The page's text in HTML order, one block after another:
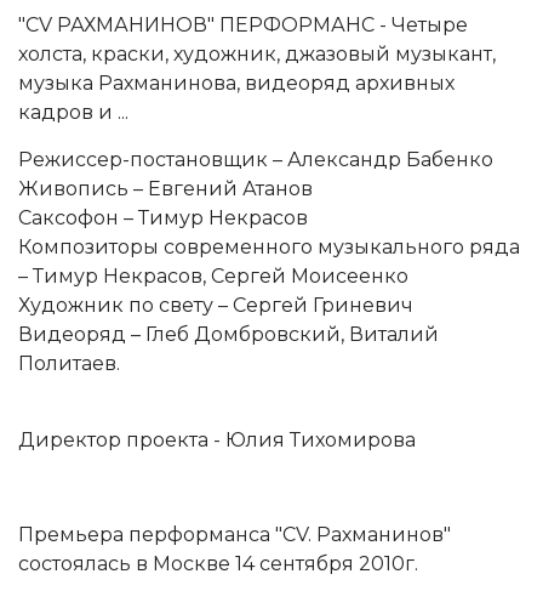
"CV РАХМАНИНОВ" ПЕРФОРМАНС - Четыре
холста, краски, художник, джазовый музыкант,
музыка Рахманинова, видеоряд архивных
кадров и ...
Режиссер-постановщик – Александр Бабенко
Живопись – Евгений Атанов
Саксофон – Тимур Некрасов
Композиторы современного музыкального ряда
– Тимур Некрасов, Сергей Моисеенко
Художник по свету – Сергей Гриневич
Видеоряд – Глеб Домбровский, Виталий
Политаев.
Директор проекта - Юлия Тихомирова
Премьера перформанса "CV. Рахманинов"
состоялась в Москве 14 сентября 2010г.